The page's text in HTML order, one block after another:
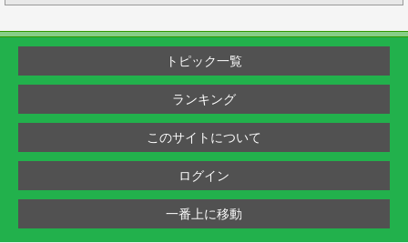
トピック一覧
ランキング
このサイトについて
ログイン
一番上に移動